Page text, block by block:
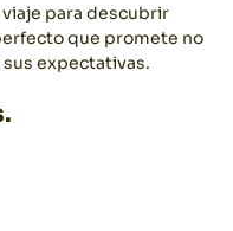
para descubrir
que promete no
expectativas.